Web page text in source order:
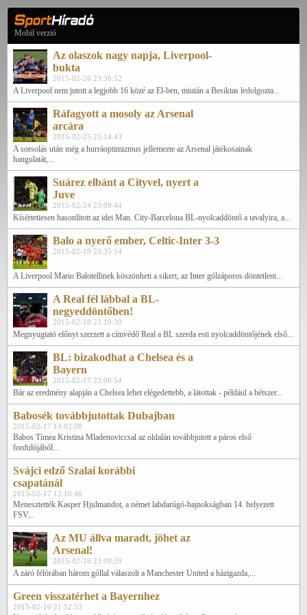
Mobil verzió
Az olaszok nagy napja, Liverpool-
bukta
2015-02-26 23:36:52
A Liverpool nem jutott a legjobb 16 közé az El-ben, miután a Besiktas ledolgozta...
Ráfagyott a mosoly az Arsenal
arcára
2015-02-25 23:14:43
A sorsolás után még a hurráoptimizmus jellemezte az Arsenal játékosainak
hangulatát,...
Suárez elbánt a Cityvel, nyert a
Juve
2015-02-24 23:09:44
Kísértetiesen hasonlított az idei Man. City-Barcelona BL-nyolcaddöntő a tavalyira, a...
Balo a nyerő ember, Celtic-Inter 3-3
2015-02-19 23:35:14
A Liverpool Mario Balotellinek köszönheti a sikert, az Inter gólzáporos döntetlent...
A Real fél lábbal a BL-
negyeddöntőben!
2015-02-18 23:19:30
Megnyugtató előnyt szerzett a címvédő Real a BL szerda esti nyolcaddöntőjének első...
BL: bizakodhat a Chelsea és a
Bayern
2015-02-17 23:06:54
Bár az eredmény alapján a Chelsea lehet elégedettebb, a látottak - például a hétszer...
Babosék továbbjutottak Dubajban
2015-02-17 14:02:08
Babos Tímea Kristina Mladenoviccsal az oldalán továbbjutott a páros első
fordulójából...
Svájci edző Szalai korábbi
csapatánál
2015-02-17 12:10:46
Menesztették Kasper Hjulmandot, a német labdarúgó-bajnokságban 14. helyezett
FSV...
Az MU állva maradt, jöhet az
Arsenal!
2015-02-16 23:09:29
A záró félórában három góllal válaszolt a Manchester United a házigazda,...
Green visszatérhet a Bayernhez
2015-02-16 21:52:53